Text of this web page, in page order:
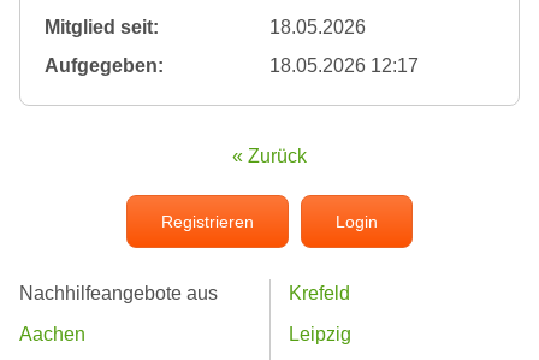
Mitglied seit:
18.05.2026
Aufgegeben:
18.05.2026 12:17
« Zurück
Registrieren Login
Nachhilfeangebote aus
Aachen
Krefeld
Leipzig